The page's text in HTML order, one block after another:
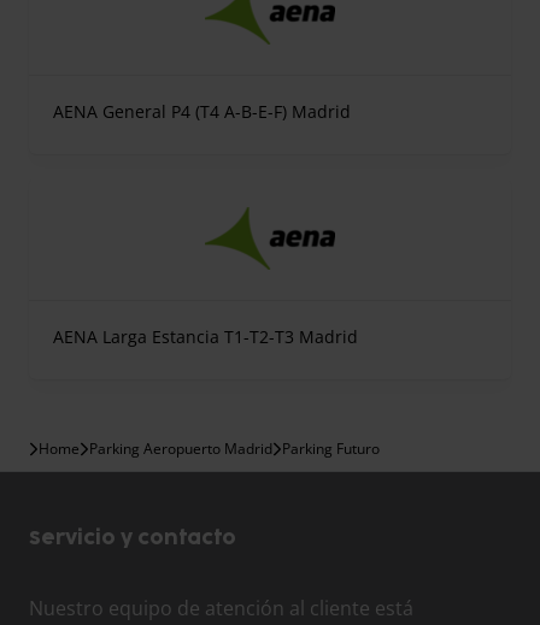
AENA General P4 (T4 A-B-E-F) Madrid
AENA Larga Estancia T1-T2-T3 Madrid
Home Parking Aeropuerto Madrid Parking Futuro
Servicio y contacto
Nuestro equipo de atención al cliente está